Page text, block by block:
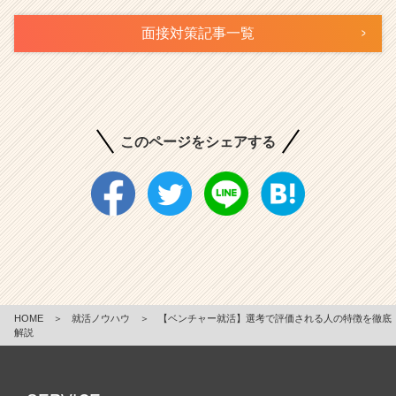
面接対策記事一覧
このページをシェアする
HOME ＞ 就活ノウハウ ＞
【ベンチャー就活】選考で評価される人の特徴を徹底
解説